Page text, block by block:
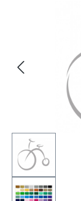
Bildergalerie